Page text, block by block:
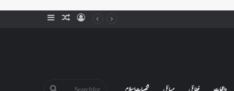
SidebarRandomLog